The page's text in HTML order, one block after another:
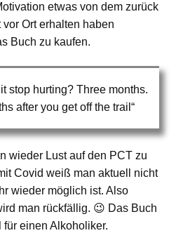
etwas von dem zurück
Ort erhalten haben
Buch zu kaufen.
stop hurting? Three months.
after you get off the trail“
wieder Lust auf den PCT zu
Covid weiß man aktuell nicht
wieder möglich ist. Also
man rückfällig. 😉 Das Buch
einen Alkoholiker.